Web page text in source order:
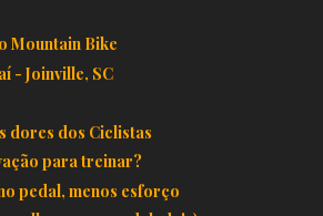
Mountain Bike
- Joinville, SC
dores dos Ciclistas
para treinar?
pedal, menos esforço